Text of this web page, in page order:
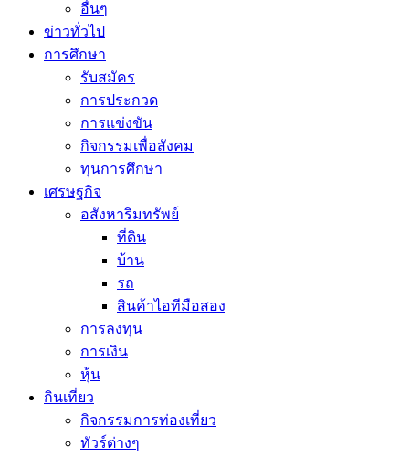
อื่นๆ
ข่าวทั่วไป
การศึกษา
รับสมัคร
การประกวด
การแข่งขัน
กิจกรรมเพื่อสังคม
ทุนการศึกษา
เศรษฐกิจ
อสังหาริมทรัพย์
ที่ดิน
บ้าน
รถ
สินค้าไอทีมือสอง
การลงทุน
การเงิน
หุ้น
กินเที่ยว
กิจกรรมการท่องเที่ยว
ทัวร์ต่างๆ